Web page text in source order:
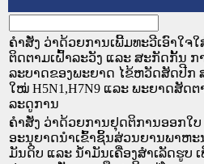
ຄຳສັ່ງ ວ່າດ້ວຍການເພີ້ມທະວີເອົາໃຈ
ຕິດຕາມເຝົ້າລະວັງ ແລະ ສະກັດກັ້ນ ກ
ລະບາດຂອງພະຍາດ ໄຂ້ຫວັດສັດປີກ
ໃໝ່ H5N1,H7N9 ແລະ ພະຍາດສັດຕ
ລະດູການ
ຄຳສັ່ງ ວ່າດ້ວຍການຢຸດຕິການອອກໃບ
ອະນຸຍາດນຳເຂົ້າຊິ້ນສ່ວນຍານພາຫະ
ມັນດິບ ແລະ ນ້ຳມັນເຄື່ອງສຳເລັດຮູບ